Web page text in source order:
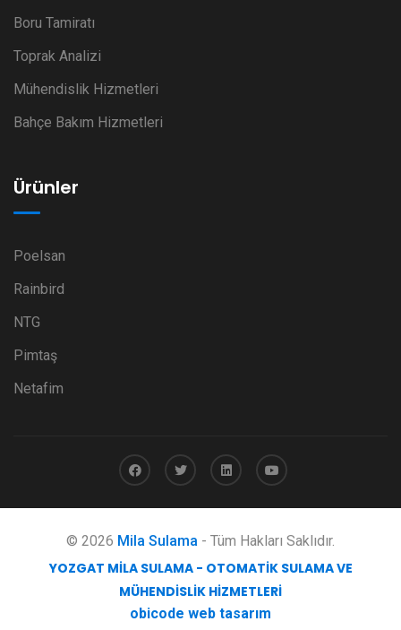
Boru Tamiratı
Toprak Analizi
Mühendislik Hizmetleri
Bahçe Bakım Hizmetleri
Ürünler
Poelsan
Rainbird
NTG
Pimtaş
Netafim
© 2026 Mila Sulama - Tüm Hakları Saklıdır.
YOZGAT MILA SULAMA - OTOMATIK SULAMA VE
MÜHENDISLIK HIZMETLERI
obicode web tasarım